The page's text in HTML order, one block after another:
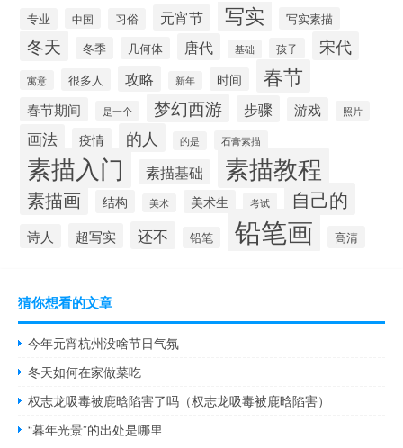
专业 中国 习俗 元宵节 写实 写实素描
冬天 冬季 几何体 唐代 基础 孩子 宋代
寓意 很多人 攻略 新年 时间 春节
春节期间 是一个 梦幻西游 步骤 游戏 照片
画法 疫情 的人 的是 石膏素描
素描入门 素描基础 素描教程
素描画 结构 美术 美术生 考试 自己的
诗人 超写实 还不 铅笔 铅笔画 高清
猜你想看的文章
今年元宵杭州没啥节日气氛
冬天如何在家做菜吃
权志龙吸毒被鹿晗陷害了吗（权志龙吸毒被鹿晗陷害）
“暮年光景”的出处是哪里